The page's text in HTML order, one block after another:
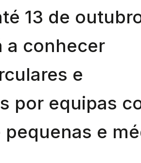
13 de
a conhecer
e
por equipas
e